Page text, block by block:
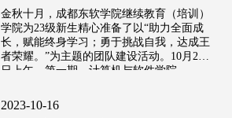
活动（第一期）
金秋十月，成都东软学院继续教育（培训）
学院为23级新生精心准备了以“助力全面成
长，赋能终身学习；勇于挑战自我，达成王
者荣耀。”为主题的团队建设活动。10月24
日上午，第一期，计算机与软件学院...
2023-10-16